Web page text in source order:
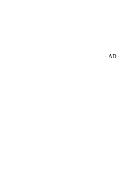
- AD -